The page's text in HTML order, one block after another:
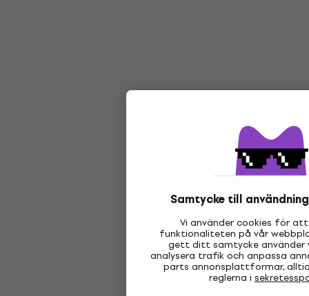
Samtycke till
Vi använder cookies för
funktionaliteten på vår
gett ditt samtycke
analysera trafik och anpassa
parts annonsplattformar,
reglerna i